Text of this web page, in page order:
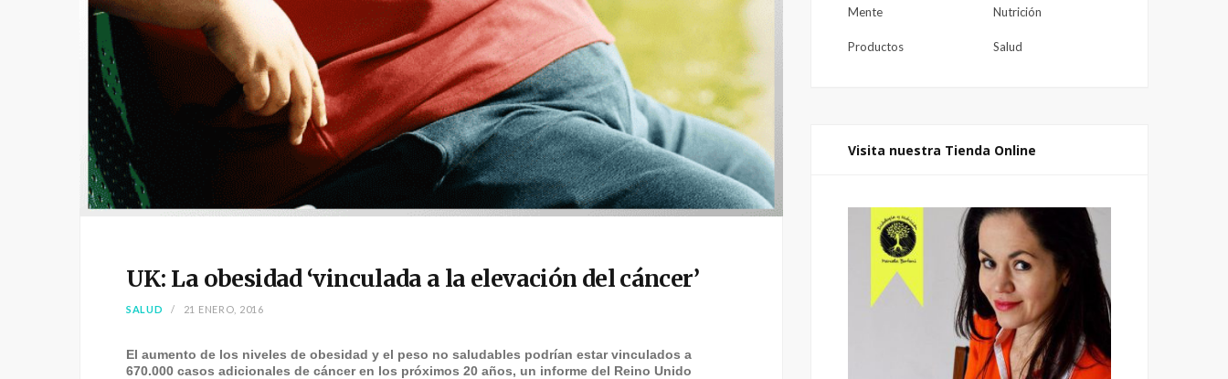
UK: La obesidad ‘vinculada a la elevación del cáncer’
SALUD 21 ENERO, 2016
El aumento de los niveles de obesidad y el peso no saludables podrían estar vinculados a
670.000 casos adicionales de cáncer en los próximos 20 años, un informe del Reino Unido
Mente Nutrición
Productos Salud
Visita nuestra Tienda Online